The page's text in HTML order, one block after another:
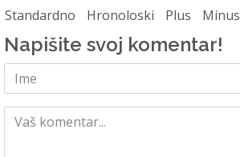
Standardno Hronoloski Plus Minus
Napišite svoj komentar!